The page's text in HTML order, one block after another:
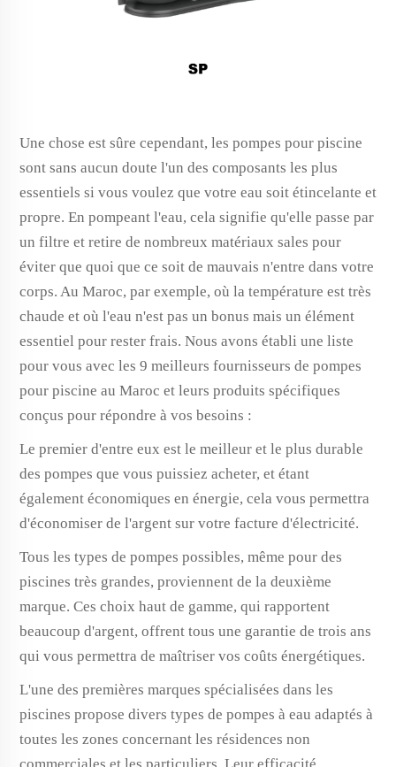
Une chose est sûre cependant, les pompes pour piscine
sont sans aucun doute l'un des composants les plus
essentiels si vous voulez que votre eau soit étincelante et
propre. En pompeant l'eau, cela signifie qu'elle passe par
un filtre et retire de nombreux matériaux sales pour
éviter que quoi que ce soit de mauvais n'entre dans votre
corps. Au Maroc, par exemple, où la température est très
chaude et où l'eau n'est pas un bonus mais un élément
essentiel pour rester frais. Nous avons établi une liste
pour vous avec les 9 meilleurs fournisseurs de pompes
pour piscine au Maroc et leurs produits spécifiques
conçus pour répondre à vos besoins :
Le premier d'entre eux est le meilleur et le plus durable
des pompes que vous puissiez acheter, et étant
également économiques en énergie, cela vous permettra
d'économiser de l'argent sur votre facture d'électricité.
Tous les types de pompes possibles, même pour des
piscines très grandes, proviennent de la deuxième
marque. Ces choix haut de gamme, qui rapportent
beaucoup d'argent, offrent tous une garantie de trois ans
qui vous permettra de maîtriser vos coûts énergétiques.
L'une des premières marques spécialisées dans les
piscines propose divers types de pompes à eau adaptés à
toutes les zones concernant les résidences non